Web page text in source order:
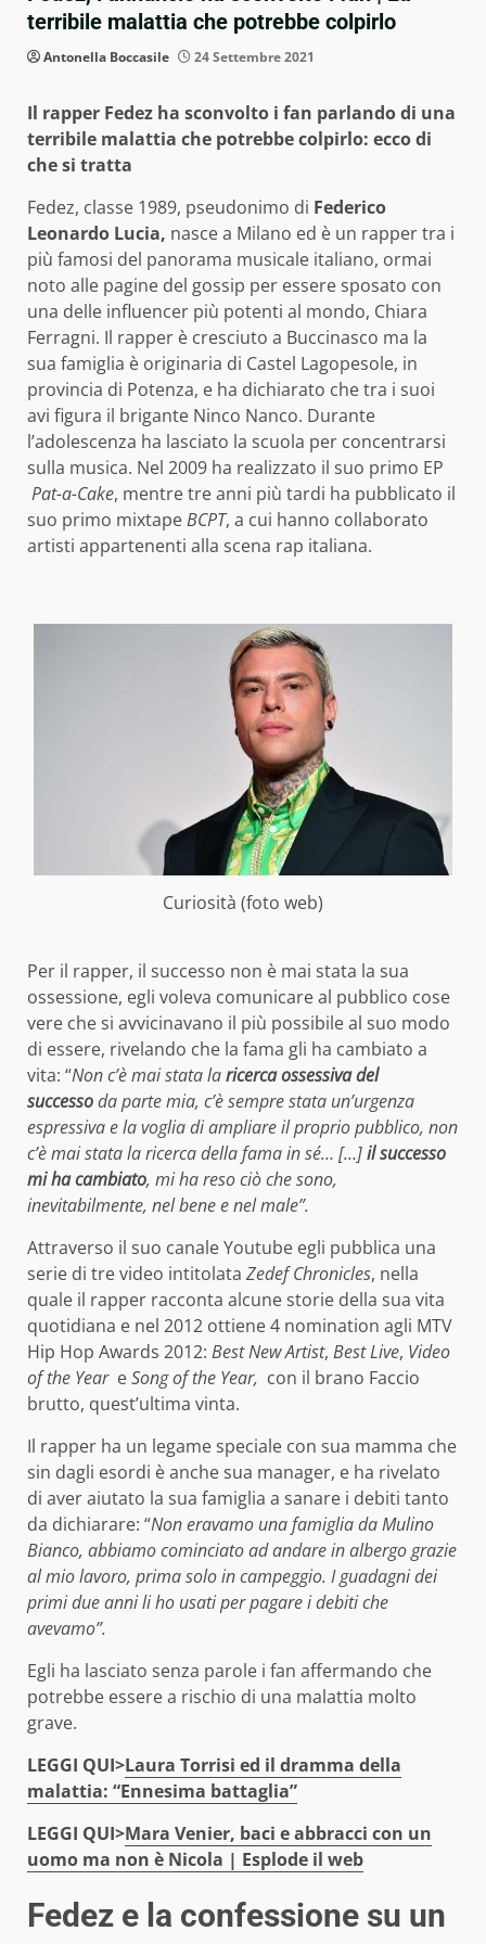
terribile malattia che potrebbe colpirlo
Antonella Boccasile 24 Settembre 2021
Il rapper Fedez ha sconvolto i fan parlando di una
terribile malattia che potrebbe colpirlo: ecco di
che si tratta
Fedez, classe 1989, pseudonimo di Federico
Leonardo Lucia, nasce a Milano ed è un rapper tra i
più famosi del panorama musicale italiano, ormai
noto alle pagine del gossip per essere sposato con
una delle influencer più potenti al mondo, Chiara
Ferragni. Il rapper è cresciuto a Buccinasco ma la
sua famiglia è originaria di Castel Lagopesole, in
provincia di Potenza, e ha dichiarato che tra i suoi
avi figura il brigante Ninco Nanco. Durante
l’adolescenza ha lasciato la scuola per concentrarsi
sulla musica. Nel 2009 ha realizzato il suo primo EP
Pat-a-Cake, mentre tre anni più tardi ha pubblicato il
suo primo mixtapeBCPT, a cui hanno collaborato
artisti appartenenti alla scena rap italiana.
Curiosità (foto web)
Per il rapper, il successo non è mai stata la sua
ossessione, egli voleva comunicare al pubblico cose
vere che si avvicinavano il più possibile al suo modo
di essere, rivelando che la fama gli ha cambiato a
vita: “Non c’è mai stata laricerca ossessiva del
successoda parte mia, c’è sempre stata un’urgenza
espressiva e la voglia di ampliare il proprio pubblico, non
c’è mai stata la ricerca della fama in sé… […]il successo
mi ha cambiato, mi ha reso ciò che sono,
inevitabilmente, nel bene e nel male”.
Attraverso il suo canale Youtube egli pubblica una
serie di tre video intitolata Zedef Chronicles, nella
quale il rapper racconta alcune storie della sua vita
quotidiana e nel 2012 ottiene 4 nomination agli MTV
Hip Hop Awards 2012: Best New Artist, Best Live, Video
of the YeareSong of the Year, con il brano Faccio
brutto, quest’ultima vinta.
Il rapper ha un legame speciale con sua mamma che
sin dagli esordi è anche sua manager, e ha rivelato
di aver aiutato la sua famiglia a sanare i debiti tanto
da dichiarare: “Non eravamo una famiglia da Mulino
Bianco, abbiamo cominciato ad andare in albergo grazie
al mio lavoro, prima solo in campeggio. I guadagni dei
primi due anni li ho usati per pagare i debiti che
avevamo”.
Egli ha lasciato senza parole i fan affermando che
potrebbe essere a rischio di una malattia molto
grave.
LEGGI QUI>Laura Torrisi ed il dramma della
malattia: “Ennesima battaglia”
LEGGI QUI>Mara Venier, baci e abbracci con un
uomo ma non è Nicola | Esplode il web
Fedez e la confessione su un